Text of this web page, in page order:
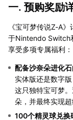
一. 预购奖励
《宝可梦传说Z-A
于Nintendo Switch
享受多项专属福利：
配备沙奈朵进化
实体版还是数字
这只独特宝可梦
朵，并最终实现超
100个精灵球兑换